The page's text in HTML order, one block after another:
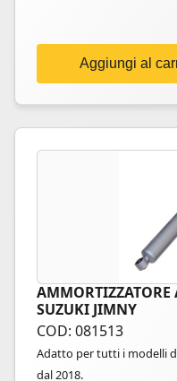
Aggiungi al
AMMORTIZZATORE
SUZUKI JIMNY
COD: 081513
Adatto per tutti i modelli
dal 2018.